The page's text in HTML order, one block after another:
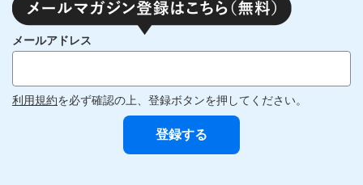
メールアドレス
利用規約を必ず確認の上、登録ボタンを押してください。